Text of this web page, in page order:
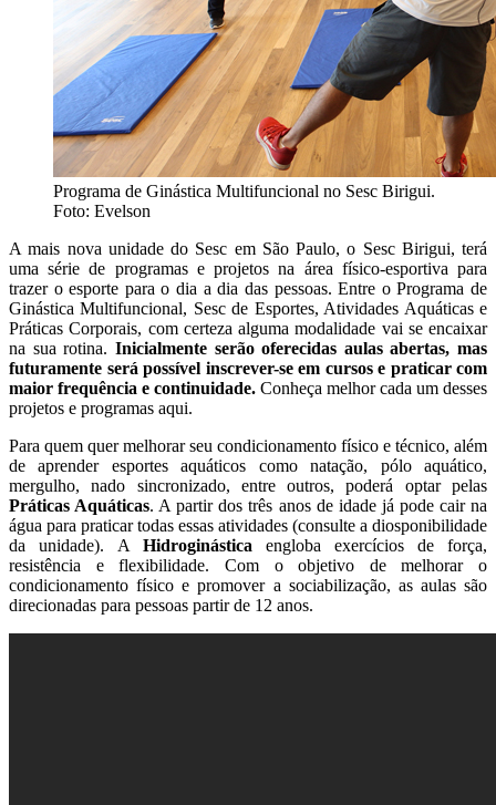
Programa de Ginástica Multifuncional no Sesc Birigui.
Foto: Evelson
A mais nova unidade do Sesc em São Paulo, o Sesc Birigui, terá
uma série de programas e projetos na área físico-esportiva para
trazer o esporte para o dia a dia das pessoas. Entre o Programa de
Ginástica Multifuncional, Sesc de Esportes, Atividades Aquáticas e
Práticas Corporais, com certeza alguma modalidade vai se encaixar
na sua rotina. Inicialmente serão oferecidas aulas abertas, mas
futuramente será possível inscrever-se em cursos e praticar com
maior frequência e continuidade. Conheça melhor cada um desses
projetos e programas aqui.
Para quem quer melhorar seu condicionamento físico e técnico, além
de aprender esportes aquáticos como natação, pólo aquático,
mergulho, nado sincronizado, entre outros, poderá optar pelas
Práticas Aquáticas. A partir dos três anos de idade já pode cair na
água para praticar todas essas atividades (consulte a diosponibilidade
da unidade). A Hidroginástica engloba exercícios de força,
resistência e flexibilidade. Com o objetivo de melhorar o
condicionamento físico e promover a sociabilização, as aulas são
direcionadas para pessoas partir de 12 anos.